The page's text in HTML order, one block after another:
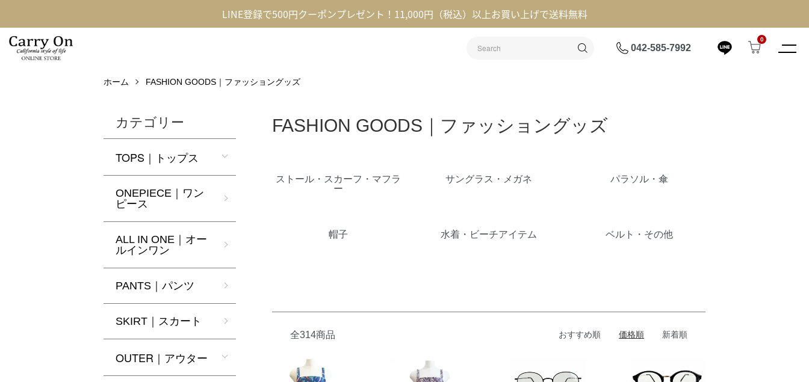
LINE登録で500円クーポンプレゼント！11,000円（税込）以上お買い上げで送料無料
042-585-7992
0
ホーム FASHION GOODS｜ファッショングッズ
FASHION GOODS｜ファッショングッズ
ストール・スカーフ・マフラ
ー
サングラス・メガネ パラソル・傘
帽子 水着・ビーチアイテム ベルト・その他
全314商品 おすすめ順 価格順 新着順
カテゴリー
TOPS｜トップス
ONEPIECE｜ワン
ピース
ALL IN ONE｜オー
ルインワン
PANTS｜パンツ
SKIRT｜スカート
OUTER｜アウター